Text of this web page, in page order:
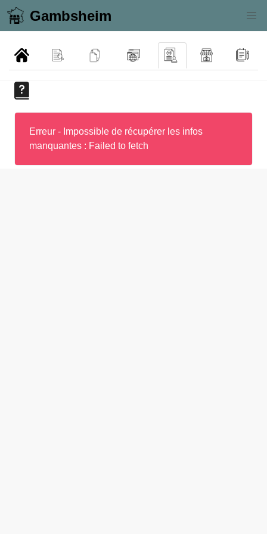
Gambsheim
Erreur - Impossible de récupérer les infos
manquantes : Failed to fetch